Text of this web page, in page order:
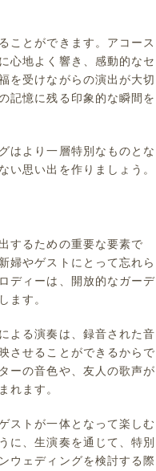
ことができます。アコース
心地よく響き、感動的なセ
を受けながらの演出が大切
記憶に残る印象的な瞬間を
はより一層特別なものとな
い思い出を作りましょう。
するための重要な要素で
婦やゲストにとって忘れら
ディーは、開放的なガーデ
ます。
よる演奏は、録音された音
させることができるからで
ーの音色や、友人の歌声が
れます。
ストが一体となって楽しむ
に、生演奏を通じて、特別
ウェディングを検討する際